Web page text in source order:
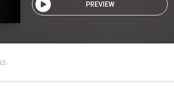
PREVIEW